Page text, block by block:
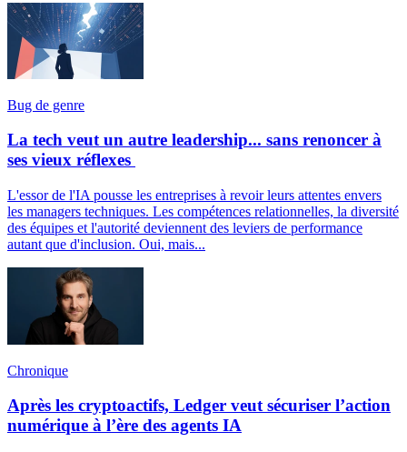
Bug de genre
La tech veut un autre leadership... sans renoncer à
ses vieux réflexes
L'essor de l'IA pousse les entreprises à revoir leurs attentes envers
les managers techniques. Les compétences relationnelles, la diversité
des équipes et l'autorité deviennent des leviers de performance
autant que d'inclusion. Oui, mais...
Chronique
Après les cryptoactifs, Ledger veut sécuriser l’action
numérique à l’ère des agents IA